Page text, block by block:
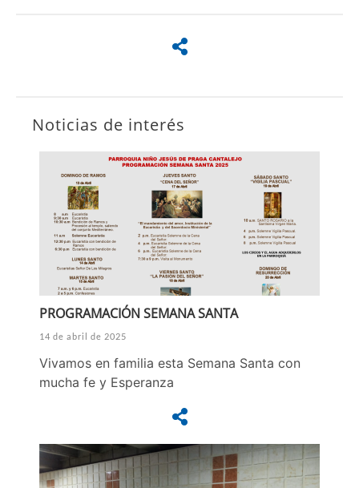
Noticias de interés
PROGRAMACIÓN SEMANA SANTA
14 de abril de 2025
Vivamos en familia esta Semana Santa con
mucha fe y Esperanza